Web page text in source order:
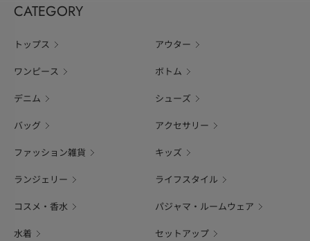
CATEGORY
トップス アウター
ワンピース ボトム
デニム シューズ
バッグ アクセサリー
ファッション雑貨 キッズ
ランジェリー ライフスタイル
コスメ・香水 パジャマ・ルームウェア
水着 セットアップ